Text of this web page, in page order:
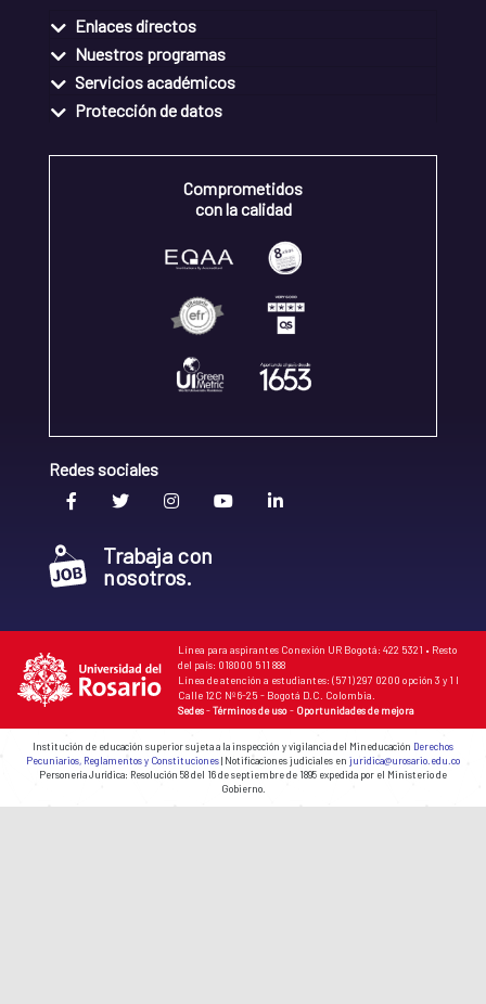
Enlaces directos
Nuestros programas
Servicios académicos
Protección de datos
Comprometidos
con la calidad
Redes sociales
Trabaja con
nosotros.
Línea para aspirantes Conexión UR Bogotá: 422 5321 • Resto
del país: 018000 511 888
Línea de atención a estudiantes: (571) 297 0200 opción 3 y 1 I
Calle 12C Nº 6-25 - Bogotá D.C. Colombia.
Sedes-Términos de uso- Oportunidades de mejora
Institución de educación superior sujeta a la inspección y vigilancia del Mineducación Derechos
Pecuniarios, Reglamentos y Constituciones| Notificaciones judiciales en juridica@urosario.edu.co
Personería Jurídica: Resolución 58 del 16 de septiembre de 1895 expedida por el Ministerio de
Gobierno.